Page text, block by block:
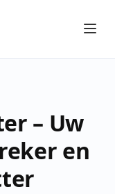
– Uw
en